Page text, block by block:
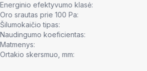
Energinio efektyvumo klasė:
Oro srautas prie 100 Pa:
Šilumokaičio tipas:
Naudingumo koeficientas:
Matmenys:
Ortakio skersmuo, mm: